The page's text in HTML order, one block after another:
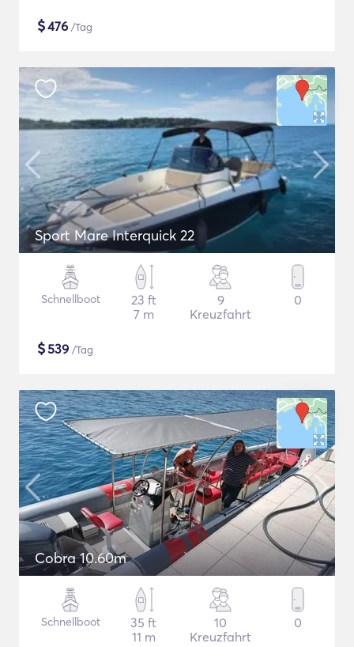
$476 /Tag
Sport Mare Interquick 22
Schnellboot
23 ft
7 m
9
Kreuzfahrt
0
$539 /Tag
Cobra 10.60m
Schnellboot
35 ft
11 m
10
Kreuzfahrt
0